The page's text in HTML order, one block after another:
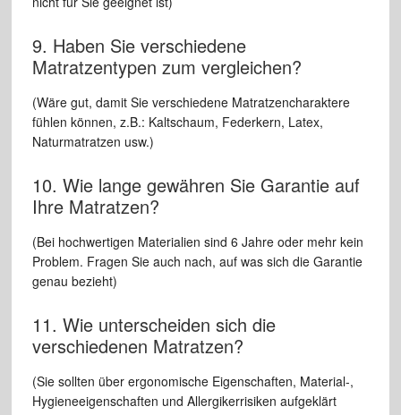
9. Haben Sie verschiedene
Matratzentypen zum vergleichen?
(Wäre gut, damit Sie verschiedene Matratzencharaktere
fühlen können, z.B.: Kaltschaum, Federkern, Latex,
Naturmatratzen usw.)
10. Wie lange gewähren Sie Garantie auf
Ihre Matratzen?
(Bei hochwertigen Materialien sind 6 Jahre oder mehr kein
Problem. Fragen Sie auch nach, auf was sich die Garantie
genau bezieht)
11. Wie unterscheiden sich die
verschiedenen Matratzen?
(Sie sollten über ergonomische Eigenschaften, Material-,
Hygieneeigenschaften und Allergikerrisiken aufgeklärt